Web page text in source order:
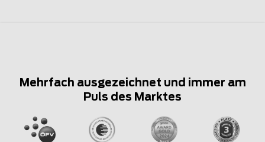
Mehrfach ausgezeichnet und immer am
Puls des Marktes